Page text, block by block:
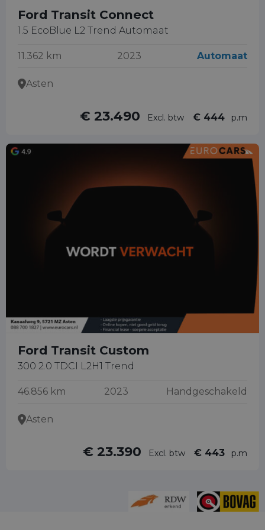
Ford Transit Connect
1.5 EcoBlue L2 Trend Automaat
11.362 km 2023 Automaat
Asten
€ 23.490 Excl. btw € 444 p.m
Ford Transit Custom
300 2.0 TDCI L2H1 Trend
46.856 km 2023 Handgeschakeld
Asten
€ 23.390 Excl. btw € 443 p.m